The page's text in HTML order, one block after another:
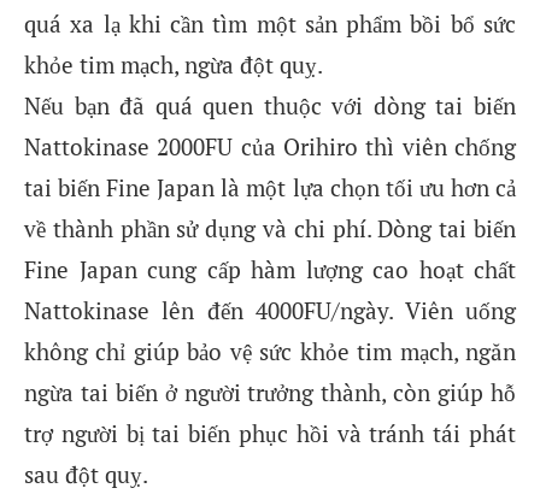
quá xa lạ khi cần tìm một sản phẩm bồi bổ sức
khỏe tim mạch, ngừa đột quỵ.
Nếu bạn đã quá quen thuộc với dòng tai biến
Nattokinase 2000FU của Orihiro thì viên chống
tai biến Fine Japan là một lựa chọn tối ưu hơn cả
về thành phần sử dụng và chi phí. Dòng tai biến
Fine Japan cung cấp hàm lượng cao hoạt chất
Nattokinase lên đến 4000FU/ngày. Viên uống
không chỉ giúp bảo vệ sức khỏe tim mạch, ngăn
ngừa tai biến ở người trưởng thành, còn giúp hỗ
trợ người bị tai biến phục hồi và tránh tái phát
sau đột quỵ.